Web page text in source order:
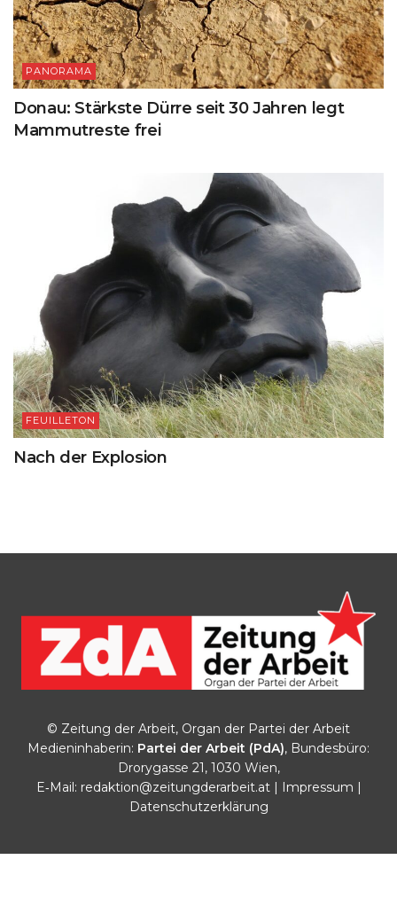
PANORAMA
Donau: Stärkste Dürre seit 30 Jahren legt
Mammutreste frei
FEUILLETON
Nach der Explosion
© Zeitung der Arbeit, Organ der Partei der Arbeit
Medieninhaberin: Partei der Arbeit (PdA), Bundesbüro:
Drorygasse 21, 1030 Wien,
E‑Mail: redaktion@zeitungderarbeit.at| Impressum |
Datenschutzerklärung